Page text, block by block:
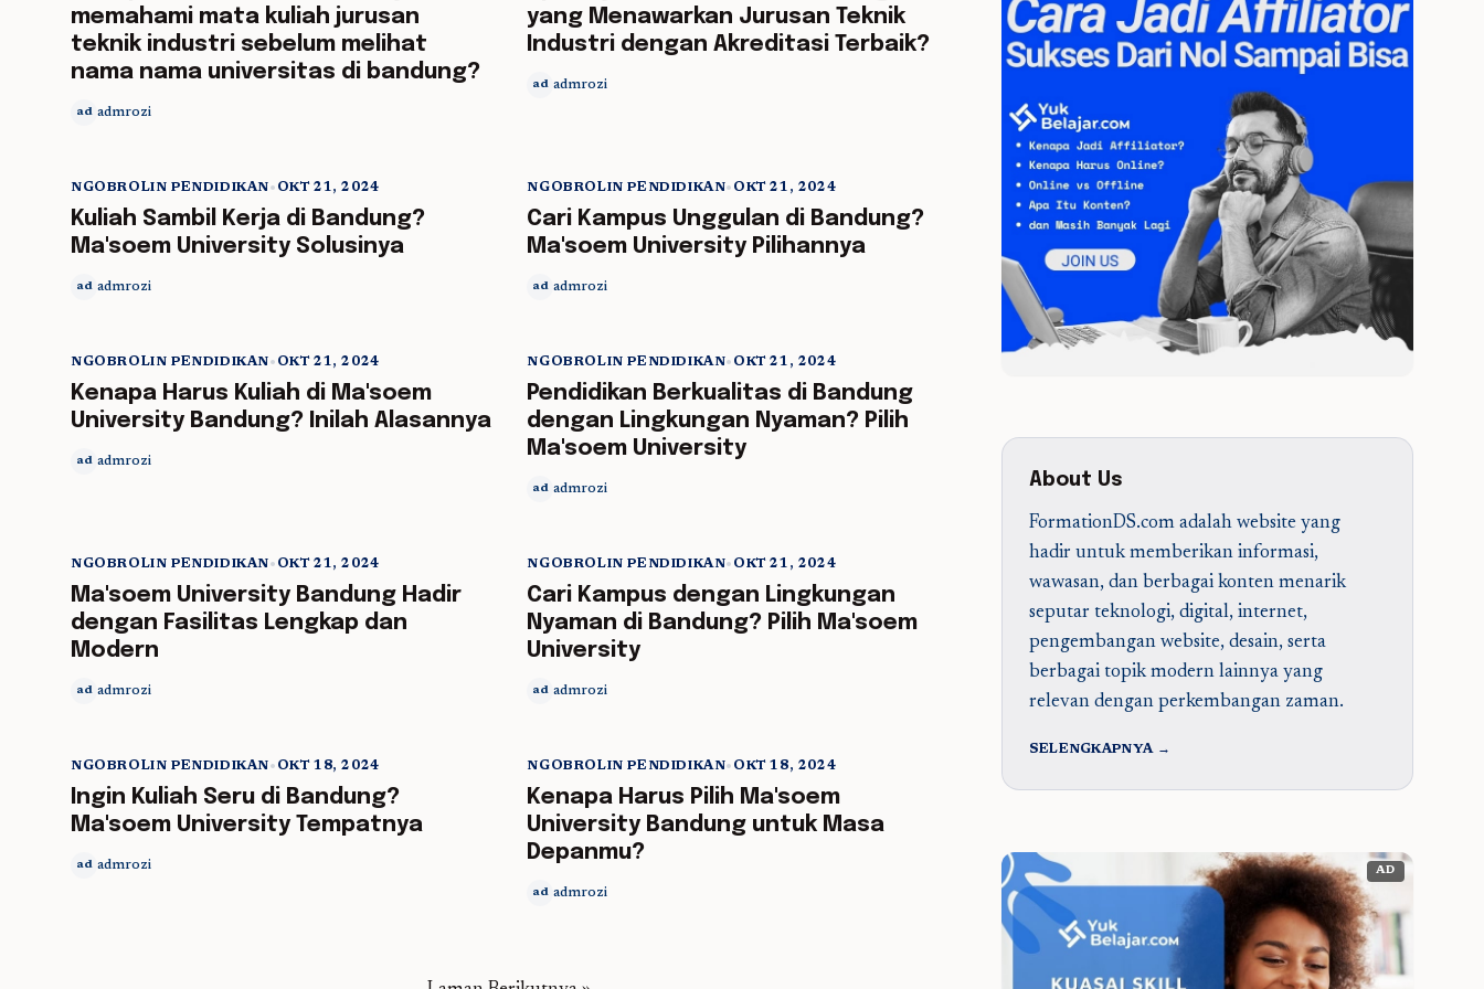
memahami mata kuliah jurusan
teknik industri sebelum melihat
nama nama universitas di bandung?
ad admrozi
yang Menawarkan Jurusan Teknik
Industri dengan Akreditasi Terbaik?
ad admrozi
5 min read
NGOBROLIN PENDIDIKAN• OKT 21, 2024
Kuliah Sambil Kerja di Bandung?
Ma'soem University Solusinya
ad admrozi
5 min read
NGOBROLIN PENDIDIKAN• OKT 21, 2024
Cari Kampus Unggulan di Bandung?
Ma'soem University Pilihannya
ad admrozi
NGOBROLIN PENDIDIKAN• OKT 21, 2024
Kenapa Harus Kuliah di Ma'soem
University Bandung? Inilah Alasannya
ad admrozi
5 min read
NGOBROLIN PENDIDIKAN• OKT 21, 2024
Pendidikan Berkualitas di Bandung
dengan Lingkungan Nyaman? Pilih
Ma'soem University
ad admrozi
5 min read
NGOBROLIN PENDIDIKAN• OKT 21, 2024
Ma'soem University Bandung Hadir
dengan Fasilitas Lengkap dan
Modern
ad admrozi
NGOBROLIN PENDIDIKAN• OKT 21, 2024
Cari Kampus dengan Lingkungan
Nyaman di Bandung? Pilih Ma'soem
University
ad admrozi
5 min read
NGOBROLIN PENDIDIKAN• OKT 18, 2024
Ingin Kuliah Seru di Bandung?
Ma'soem University Tempatnya
ad admrozi
NGOBROLIN PENDIDIKAN• OKT 18, 2024
Kenapa Harus Pilih Ma'soem
University Bandung untuk Masa
Depanmu?
ad admrozi
About Us
FormationDS.com adalah website yang
hadir untuk memberikan informasi,
wawasan, dan berbagai konten menarik
seputar teknologi, digital, internet,
pengembangan website, desain, serta
berbagai topik modern lainnya yang
relevan dengan perkembangan zaman.
SELENGKAPNYA →
AD